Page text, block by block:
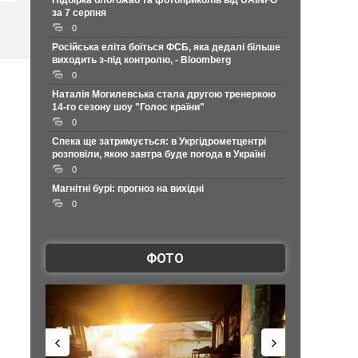
за 7 серпня
0
Російська еліта боїться ФСБ, яка дедалі більше
виходить з-під контролю, - Bloomberg
0
Наталія Могилевська стала другою тренеркою
14-го сезону шоу "Голос країни"
0
Спека ще затримується: в Укргідрометцентрі
розповіли, якою завтра буде погода в Україні
0
Магнітні бурі: прогноз на вихідні
0
ФОТО